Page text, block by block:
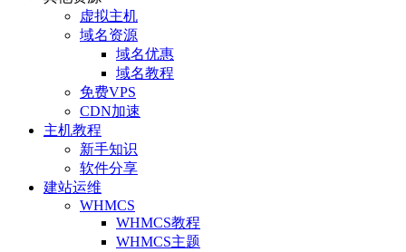
虚拟主机
域名资源
域名优惠
域名教程
免费VPS
CDN加速
主机教程
新手知识
软件分享
建站运维
WHMCS
WHMCS教程
WHMCS主题